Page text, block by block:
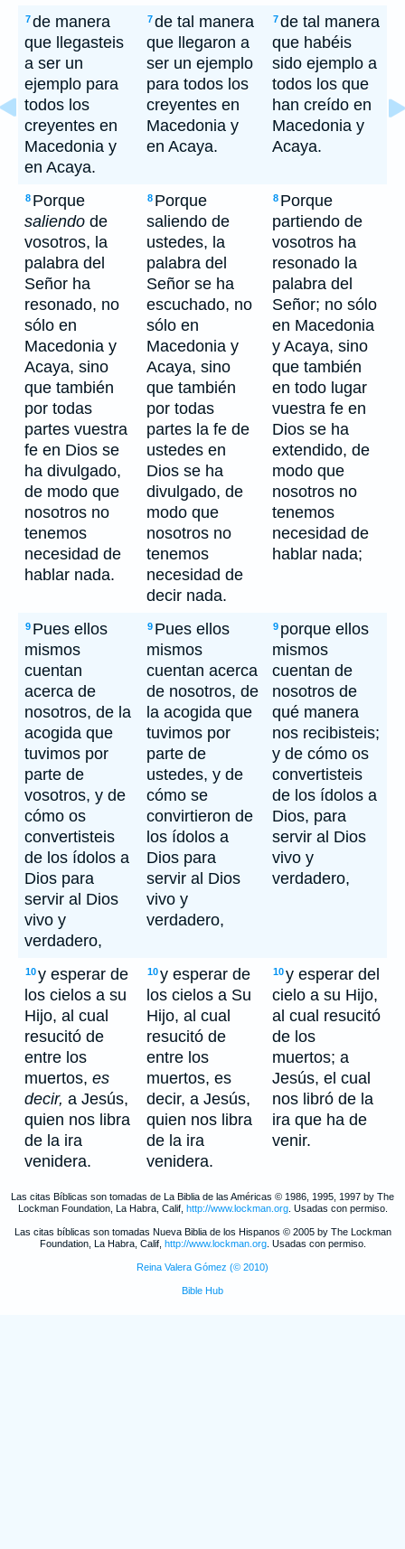
7de manera
que llegasteis
a ser un
ejemplo para
todos los
creyentes en
Macedonia y
en Acaya.
7de tal manera
que llegaron a
ser un ejemplo
para todos los
creyentes en
Macedonia y
en Acaya.
7de tal manera
que habéis
sido ejemplo a
todos los que
han creído en
Macedonia y
Acaya.
8 Porque
saliendo de
vosotros, la
palabra del
Señor ha
resonado, no
sólo en
Macedonia y
Acaya, sino
que también
por todas
partes vuestra
fe en Dios se
ha divulgado,
de modo que
nosotros no
tenemos
necesidad de
hablar nada.
8 Porque
saliendo de
ustedes, la
palabra del
Señor se ha
escuchado, no
sólo en
Macedonia y
Acaya, sino
que también
por todas
partes la fe de
ustedes en
Dios se ha
divulgado, de
modo que
nosotros no
tenemos
necesidad de
decir nada.
8 Porque
partiendo de
vosotros ha
resonado la
palabra del
Señor; no sólo
en Macedonia
y Acaya, sino
que también
en todo lugar
vuestra fe en
Dios se ha
extendido, de
modo que
nosotros no
tenemos
necesidad de
hablar nada;
9 Pues ellos
mismos
cuentan
acerca de
nosotros, de la
acogida que
tuvimos por
parte de
vosotros, y de
cómo os
convertisteis
de los ídolos a
Dios para
servir al Dios
vivo y
verdadero,
9 Pues ellos
mismos
cuentan acerca
de nosotros, de
la acogida que
tuvimos por
parte de
ustedes, y de
cómo se
convirtieron de
los ídolos a
Dios para
servir al Dios
vivo y
verdadero,
9 porque ellos
mismos
cuentan de
nosotros de
qué manera
nos recibisteis;
y de cómo os
convertisteis
de los ídolos a
Dios, para
servir al Dios
vivo y
verdadero,
10y esperar de
los cielos a su
Hijo, al cual
resucitó de
entre los
muertos, es
decir, a Jesús,
quien nos libra
de la ira
venidera.
10y esperar de
los cielos a Su
Hijo, al cual
resucitó de
entre los
muertos, es
decir, a Jesús,
quien nos libra
de la ira
venidera.
10y esperar del
cielo a su Hijo,
al cual resucitó
de los
muertos; a
Jesús, el cual
nos libró de la
ira que ha de
venir.
Las citas Bíblicas son tomadas de La Biblia de las Américas © 1986, 1995, 1997 by The
Lockman Foundation, La Habra, Calif, http://www.lockman.org. Usadas con permiso.
Las citas bíblicas son tomadas Nueva Biblia de los Hispanos © 2005 by The Lockman
Foundation, La Habra, Calif, http://www.lockman.org. Usadas con permiso.
Reina Valera Gómez (© 2010)
Bible Hub